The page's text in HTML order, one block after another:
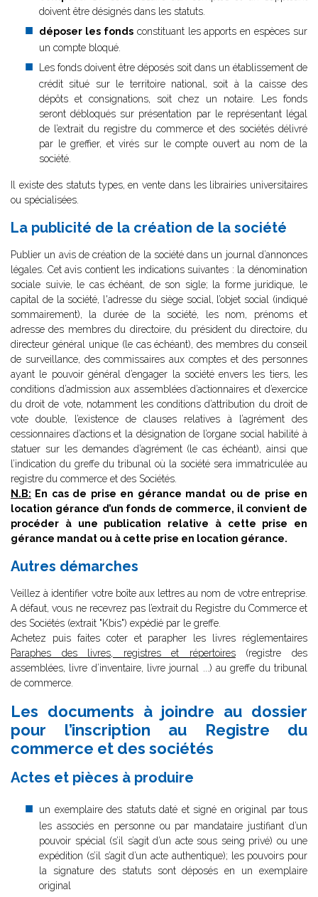
doivent être désignés dans les statuts.
déposer les fondsconstituant les apports en espèces sur
un compte bloqué.
Les fonds doivent être déposés soit dans un établissement de
crédit situé sur le territoire national, soit à la caisse des
dépôts et consignations, soit chez un notaire. Les fonds
seront débloqués sur présentation par le représentant légal
de l’extrait du registre du commerce et des sociétés délivré
par le greffier, et virés sur le compte ouvert au nom de la
société.
Il existe des statuts types, en vente dans les librairies universitaires
ou spécialisées.
La publicité de la création de la société
Publier un avis de création de la société dans un journal d’annonces
légales. Cet avis contient les indications suivantes : la dénomination
sociale suivie, le cas échéant, de son sigle; la forme juridique, le
capital de la société, l'adresse du siège social, l’objet social (indiqué
sommairement), la durée de la société, les nom, prénoms et
adresse des membres du directoire, du président du directoire, du
directeur général unique (le cas échéant), des membres du conseil
de surveillance, des commissaires aux comptes et des personnes
ayant le pouvoir général d’engager la société envers les tiers, les
conditions d’admission aux assemblées d’actionnaires et d’exercice
du droit de vote, notamment les conditions d’attribution du droit de
vote double, l’existence de clauses relatives à l’agrément des
cessionnaires d’actions et la désignation de l’organe social habilité à
statuer sur les demandes d’agrément (le cas échéant), ainsi que
l’indication du greffe du tribunal où la société sera immatriculée au
registre du commerce et des Sociétés.
N.B: En cas de prise en gérance mandat ou de prise en
location gérance d’un fonds de commerce, il convient de
procéder à une publication relative à cette prise en
gérance mandat ou à cette prise en location gérance.
Autres démarches
Veillez à identifier votre boîte aux lettres au nom de votre entreprise.
A défaut, vous ne recevrez pas l’extrait du Registre du Commerce et
des Sociétés (extrait "Kbis") expédié par le greffe.
Achetez puis faites coter et parapher les livres réglementaires
Paraphes des livres, registres et répertoires(registre des
assemblées, livre d’inventaire, livre journal ...) au greffe du tribunal
de commerce.
Les documents à joindre au dossier
pour l’inscription au Registre du
commerce et des sociétés
Actes et pièces à produire
un exemplaire des statuts daté et signé en original par tous
les associés en personne ou par mandataire justifiant d’un
pouvoir spécial (s’il s’agit d’un acte sous seing privé) ou une
expédition (s’il s’agit d’un acte authentique); les pouvoirs pour
la signature des statuts sont déposés en un exemplaire
original